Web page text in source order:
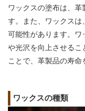
ワックスの塗布は、
す。また、ワックスは
可能性があります。ワ
や光沢を向上させるこ
ことで、革製品の寿命
ワックスの種類